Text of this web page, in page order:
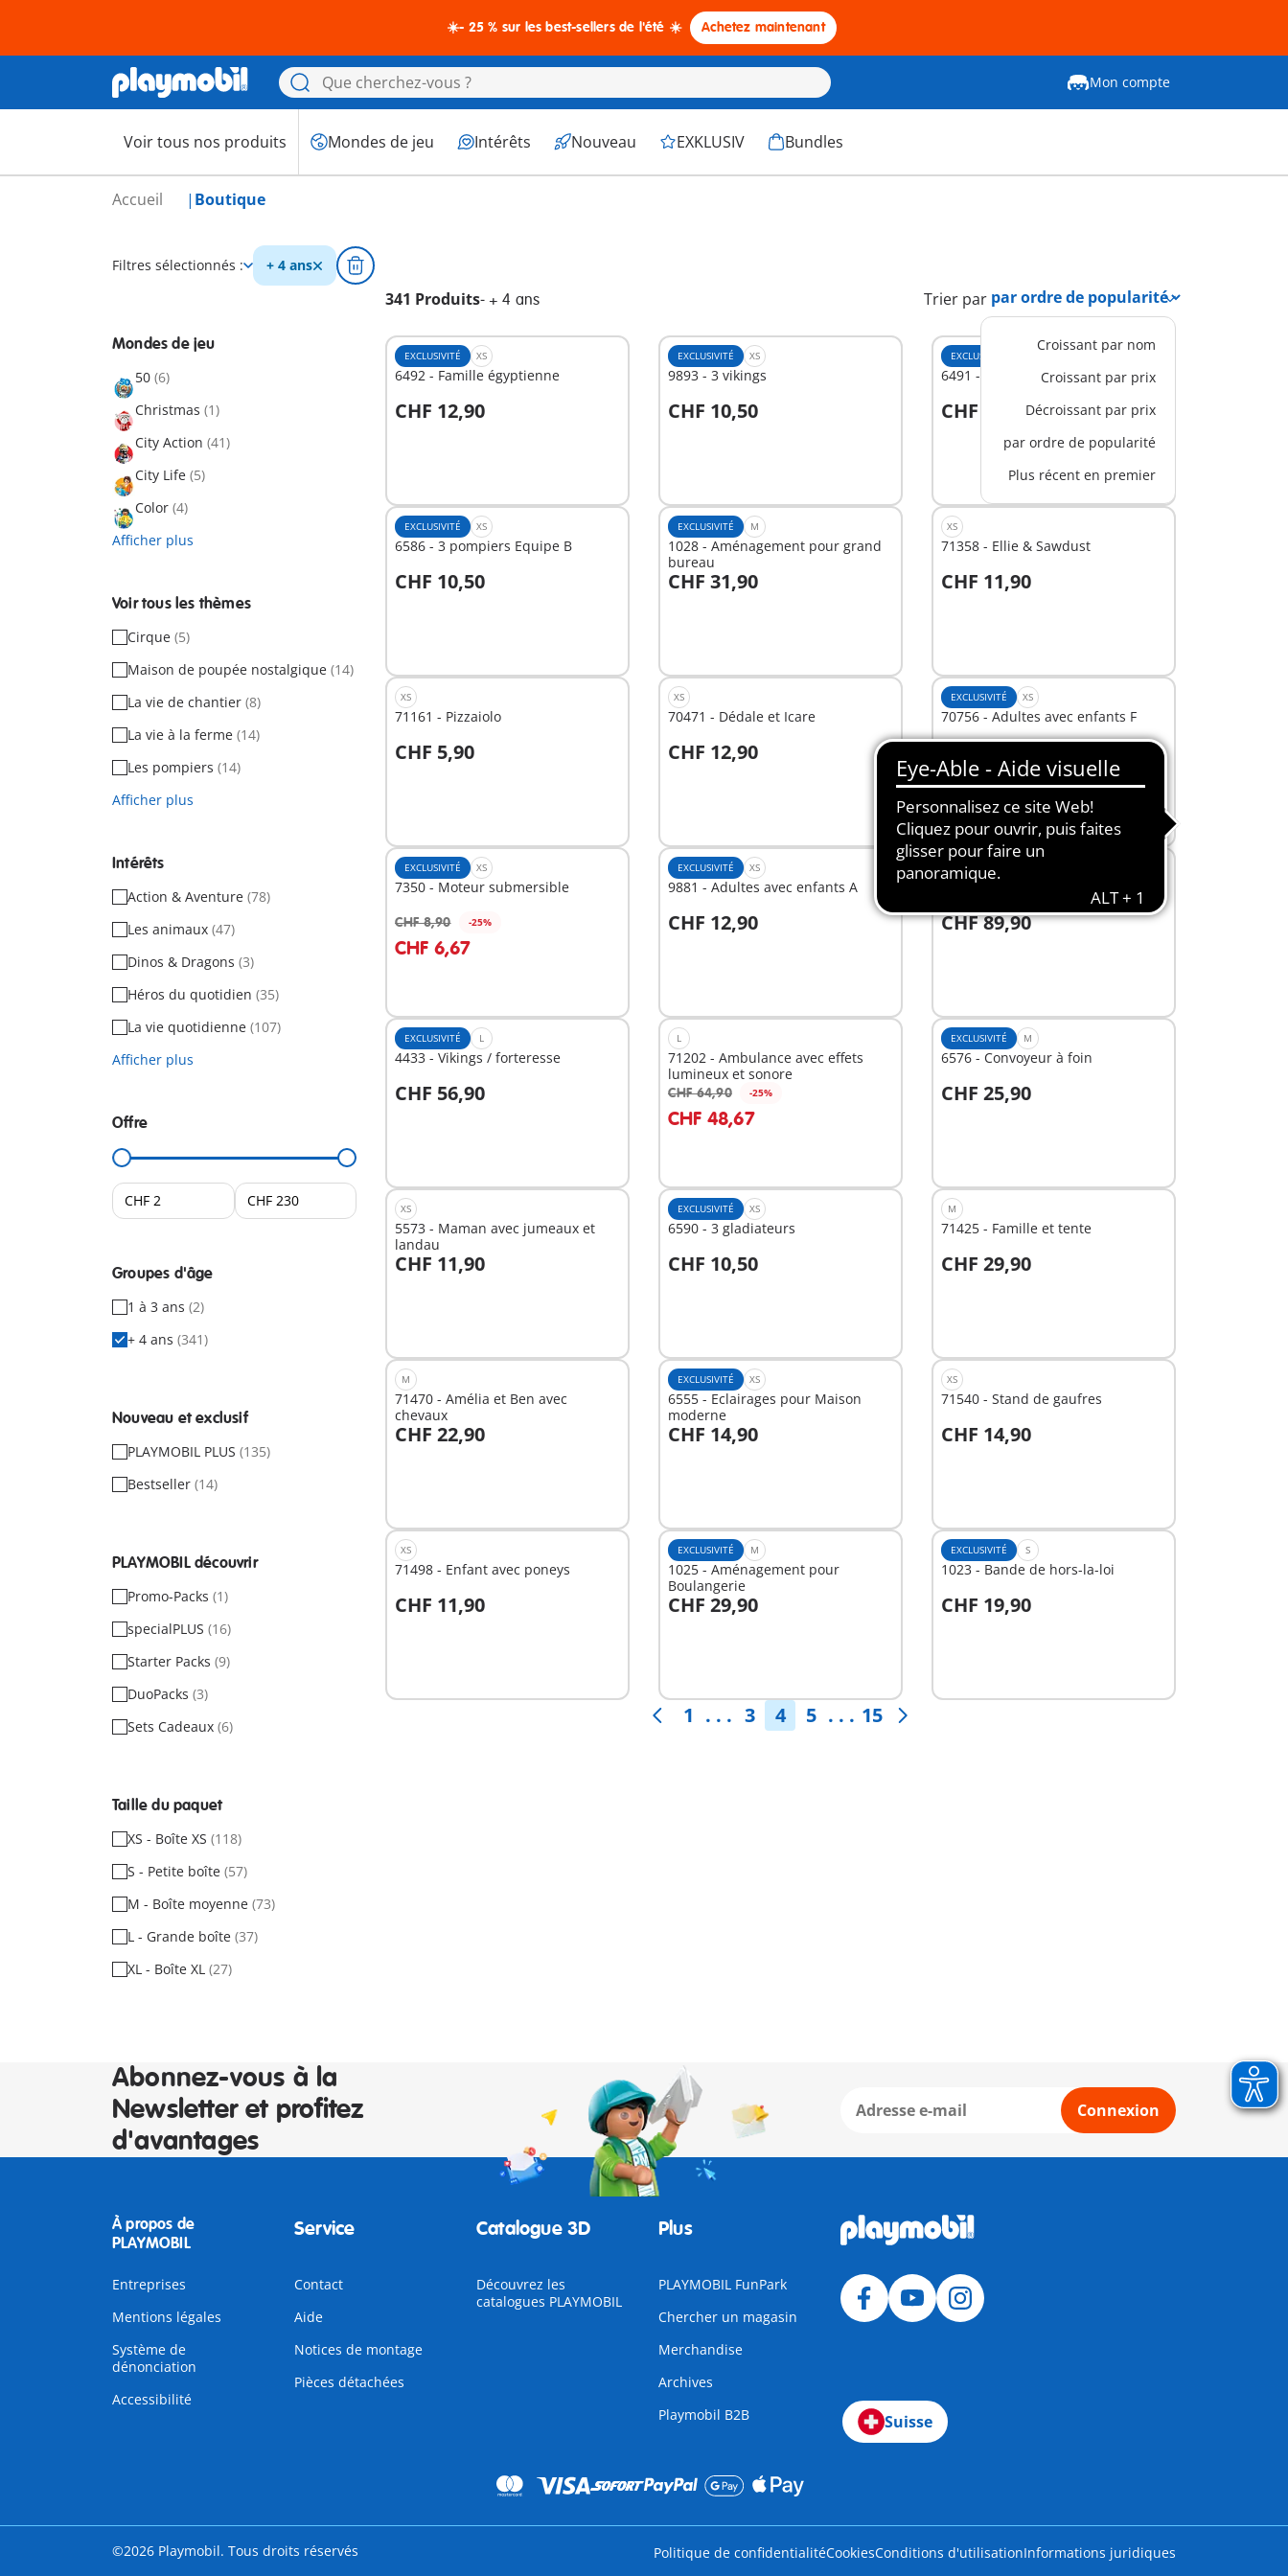
☀️- 25 % sur les best-sellers de l'été ☀️ Achetez maintenant
Mon compte
Voir tous nos produits Mondes de jeu Intérêts Nouveau EXKLUSIV Bundles
Accueil Boutique
Filtres sélectionnés : + 4 ans
341 Produits- + 4 ans Trier par
Croissant par nom
Croissant par prix
Décroissant par prix
par ordre de popularité
Plus récent en premier
Mondes de jeu
50 (6)
Christmas (1)
City Action (41)
City Life (5)
Color (4)
Afficher plus
Voir tous les thèmes
Cirque (5)
Maison de poupée nostalgique (14)
La vie de chantier (8)
La vie à la ferme (14)
Les pompiers (14)
Afficher plus
Intérêts
Action & Aventure (78)
Les animaux (47)
Dinos & Dragons (3)
Héros du quotidien (35)
La vie quotidienne (107)
Afficher plus
Offre
Groupes d'âge
1 à 3 ans (2)
+ 4 ans (341)
Nouveau et exclusif
PLAYMOBIL PLUS (135)
Bestseller (14)
PLAYMOBIL découvrir
Promo-Packs (1)
specialPLUS (16)
Starter Packs (9)
DuoPacks (3)
Sets Cadeaux (6)
Taille du paquet
XS - Boîte XS (118)
S - Petite boîte (57)
M - Boîte moyenne (73)
L - Grande boîte (37)
XL - Boîte XL (27)
EXCLUSIVITÉ XS
6492 - Famille égyptienne
CHF 12,90
Au panier
EXCLUSIVITÉ XS
9893 - 3 vikings
CHF 10,50
Au panier
EXCLUSIVITÉ
6491 - Tribun romain
CHF 4,50
Au panier
EXCLUSIVITÉ XS
6586 - 3 pompiers Equipe B
CHF 10,50
Au panier
EXCLUSIVITÉ M
1028 - Aménagement pour grand
bureau
CHF 31,90
Au panier
XS
71358 - Ellie & Sawdust
CHF 11,90
Au panier
XS
71161 - Pizzaiolo
CHF 5,90
Au panier
XS
70471 - Dédale et Icare
CHF 12,90
Au panier
EXCLUSIVITÉ XS
70756 - Adultes avec enfants F
Au panier
EXCLUSIVITÉ XS
7350 - Moteur submersible
CHF 8,90 -25%
CHF 6,67
EXCLUSIVITÉ XS
9881 - Adultes avec enfants A
CHF 12,90
Au panier
BESTSELLER
9463 - Camion de pompiers avec
CHF 89,90
Au panier
EXCLUSIVITÉ L
4433 - Vikings / forteresse
CHF 56,90
Au panier
L
71202 - Ambulance avec effets
lumineux et sonore
CHF 64,90 -25%
CHF 48,67
EXCLUSIVITÉ M
6576 - Convoyeur à foin
CHF 25,90
Au panier
XS
5573 - Maman avec jumeaux et
landau
CHF 11,90
Au panier
EXCLUSIVITÉ XS
6590 - 3 gladiateurs
CHF 10,50
Au panier
M
71425 - Famille et tente
CHF 29,90
Au panier
M
71470 - Amélia et Ben avec
chevaux
CHF 22,90
Au panier
EXCLUSIVITÉ XS
6555 - Eclairages pour Maison
moderne
CHF 14,90
Au panier
XS
71540 - Stand de gaufres
CHF 14,90
Au panier
XS
71498 - Enfant avec poneys
CHF 11,90
Au panier
EXCLUSIVITÉ M
1025 - Aménagement pour
Boulangerie
CHF 29,90
Au panier
EXCLUSIVITÉ S
1023 - Bande de hors-la-loi
CHF 19,90
Au panier
1 . . . 3 4 5 . . . 15
Abonnez-vous à la
Newsletter et profitez
d'avantages
Connexion
À propos de
PLAYMOBIL
Entreprises
Mentions légales
Système de
dénonciation
Accessibilité
Service
Contact
Aide
Notices de montage
Pièces détachées
Catalogue 3D
Découvrez les
catalogues PLAYMOBIL
Plus
PLAYMOBIL FunPark
Chercher un magasin
Merchandise
Archives
Playmobil B2B
Suisse
©2026 Playmobil. Tous droits réservés Politique de confidentialitéCookiesConditions d'utilisationInformations juridiques